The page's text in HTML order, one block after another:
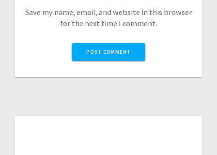
Save my name, email, and website in this browser
for the next time I comment.